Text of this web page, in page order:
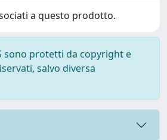
a questo prodotto.
sono protetti da copyright e
salvo diversa